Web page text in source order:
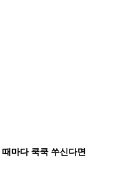
마다 쿡쿡 쑤신다면